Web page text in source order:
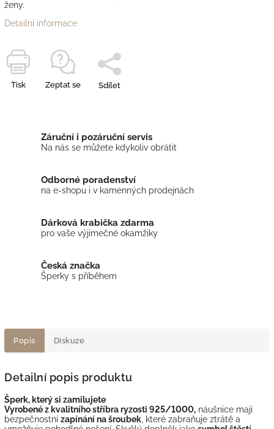
ženy.
Detailní informace
Tisk Zeptat se Sdílet
Záruční i pozáruční servis
Na nás se můžete kdykoliv obrátit
Odborné poradenství
na e-shopu i v kamenných prodejnách
Dárková krabička zdarma
pro vaše výjimečné okamžiky
Česká značka
Šperky s příběhem
Popis Diskuze
Detailní popis produktu
Šperk, který si zamilujete
Vyrobené z kvalitního stříbra ryzosti 925/1000, náušnice mají
bezpečnostní zapínání na šroubek , které zabraňuje ztrátě a